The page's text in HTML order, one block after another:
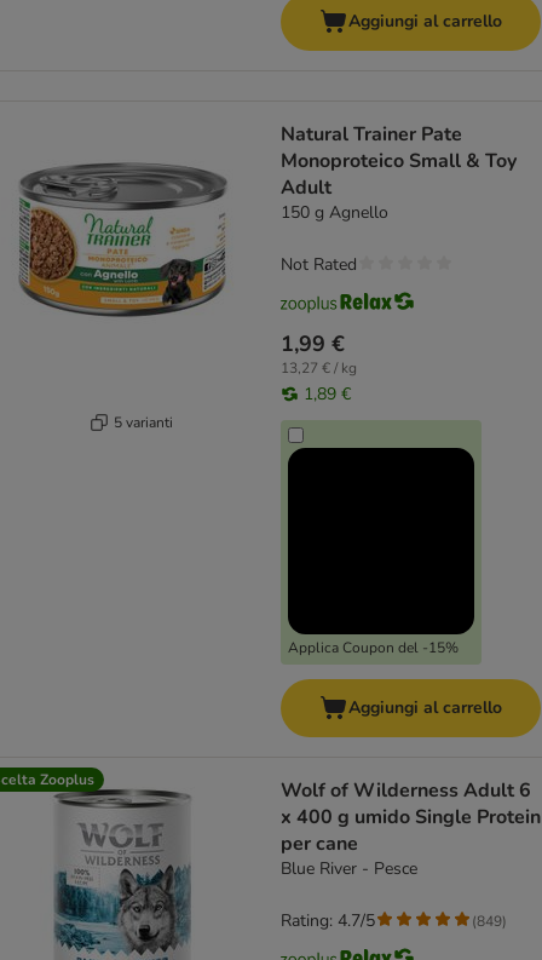
Aggiungi al carrello
5 varianti
Natural Trainer Pate
Monoproteico Small & Toy
Adult
150 g Agnello
1,99 €
13,27 € / kg
1,89 €
Applica Coupon del -15%
Not Rated
Aggiungi al carrello
Zooplus
Wolf of Wilderness Adult 6
x 400 g umido Single Protein
per cane
Blue River - Pesce
Rating: 4.7/5 (849)